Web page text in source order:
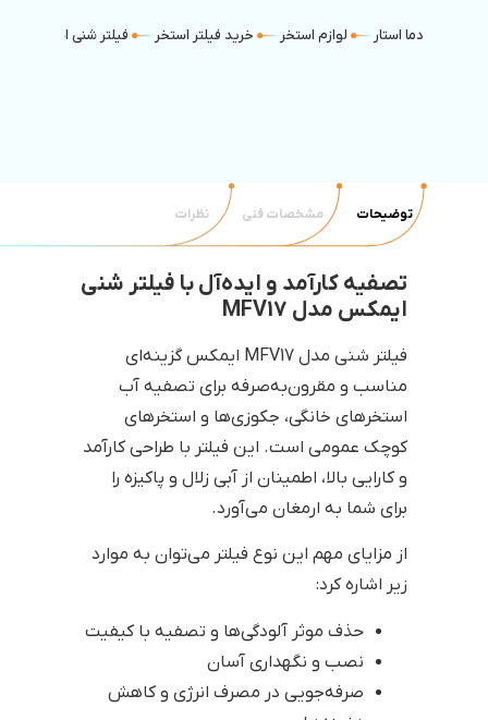
دما استار لوازم استخر خرید فیلتر استخر فیلتر شنی استخری
توضیحات مشخصات فنی نظرات
تصفیه کارآمد و ایده‌آل با فیلتر شنی
ایمکس مدل MFV17
فیلتر شنی مدل MFV17 ایمکس گزینه‌ای
مناسب و مقرون‌به‌صرفه برای تصفیه آب
استخرهای خانگی، جکوزی‌ها و استخرهای
کوچک عمومی است. این فیلتر با طراحی کارآمد
و کارایی بالا، اطمینان از آبی زلال و پاکیزه را
برای شما به ارمغان می‌آورد.
از مزایای مهم این نوع فیلتر می‌توان به موارد
زیر اشاره کرد:
حذف موثر آلودگی‌ها و تصفیه با کیفیت
نصب و نگهداری آسان
صرفه‌جویی در مصرف انرژی و کاهش